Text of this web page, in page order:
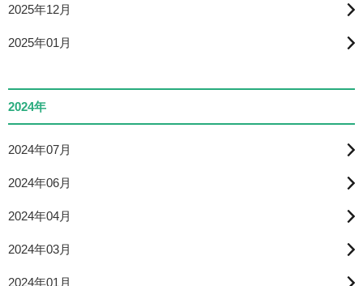
2025年12月
2025年01月
2024年
2024年07月
2024年06月
2024年04月
2024年03月
2024年01月